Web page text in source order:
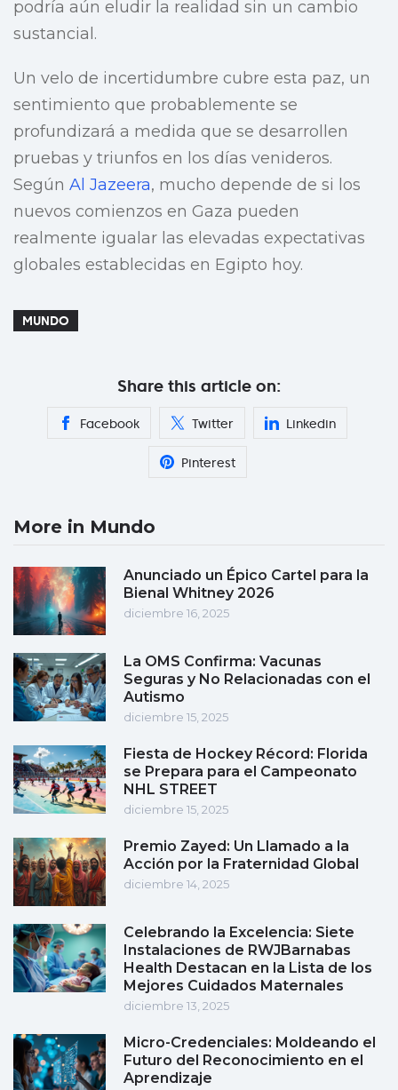
podría aún eludir la realidad sin un cambio
sustancial.
Un velo de incertidumbre cubre esta paz, un
sentimiento que probablemente se
profundizará a medida que se desarrollen
pruebas y triunfos en los días venideros.
Según Al Jazeera, mucho depende de si los
nuevos comienzos en Gaza pueden
realmente igualar las elevadas expectativas
globales establecidas en Egipto hoy.
MUNDO
Share this article on:
Facebook Twitter Linkedin
Pinterest
More in Mundo
Anunciado un Épico Cartel para la
Bienal Whitney 2026
diciembre 16, 2025
La OMS Confirma: Vacunas
Seguras y No Relacionadas con el
Autismo
diciembre 15, 2025
Fiesta de Hockey Récord: Florida
se Prepara para el Campeonato
NHL STREET
diciembre 15, 2025
Premio Zayed: Un Llamado a la
Acción por la Fraternidad Global
diciembre 14, 2025
Celebrando la Excelencia: Siete
Instalaciones de RWJBarnabas
Health Destacan en la Lista de los
Mejores Cuidados Maternales
diciembre 13, 2025
Micro-Credenciales: Moldeando el
Futuro del Reconocimiento en el
Aprendizaje